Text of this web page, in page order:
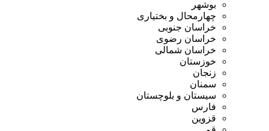
بوشهر
چهارمحال و بختیاری
خراسان جنوبی
خراسان رضوی
خراسان شمالی
خوزستان
زنجان
سمنان
سیستان و بلوچستان
فارس
قزوین